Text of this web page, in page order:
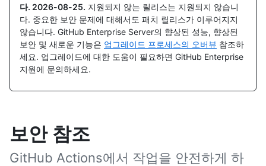
다. 2026-08-25. 지원되지 않는 릴리스는 지원되지 않습니
다. 중요한 보안 문제에 대해서도 패치 릴리스가 이루어지지
않습니다. GitHub Enterprise Server의 향상된 성능, 향상된
보안 및 새로운 기능은 업그레이드 프로세스의 오버뷰 참조하
세요. 업그레이드에 대한 도움이 필요하면 GitHub Enterprise
지원에 문의하세요.
보안 참조
GitHub Actions에서 작업을 안전하게 하